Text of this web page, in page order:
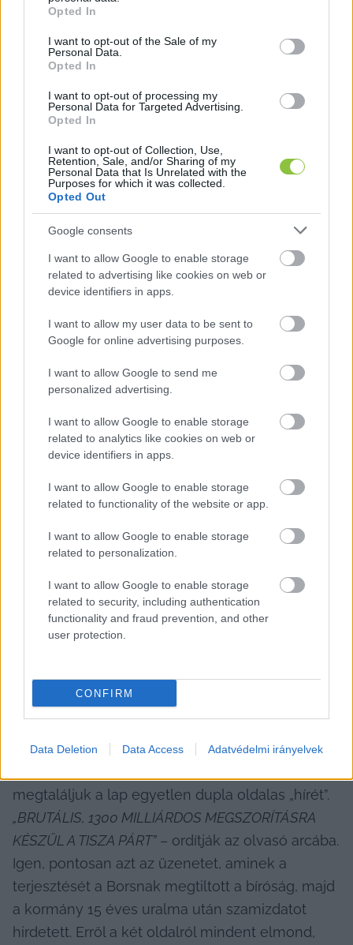
grant or deny consent to Google and its third-party tags to
use your data for below specified purposes in below Google
consent section.
Opted In
I want to opt-out of the Sale of my
Personal Data.
Opted In
I want to opt-out of processing my
Personal Data for Targeted Advertising.
Opted In
I want to opt-out of Collection, Use,
Retention, Sale, and/or Sharing of my
Personal Data that Is Unrelated with the
Purposes for which it was collected.
Opted Out
Google consents
I want to allow Google to enable storage
related to advertising like cookies on web or
device identifiers in apps.
I want to allow my user data to be sent to
Google for online advertising purposes.
I want to allow Google to send me
personalized advertising.
I want to allow Google to enable storage
related to analytics like cookies on web or
device identifiers in apps.
I want to allow Google to enable storage
related to functionality of the website or app.
I want to allow Google to enable storage
related to personalization.
I want to allow Google to enable storage
related to security, including authentication
functionality and fraud prevention, and other
user protection.
CONFIRM
Data Deletion Data Access Adatvédelmi irányelvek
„Kecskemét játszótér-nagyhatalommá kezd
válni.”
A 6. és a 7. oldal mutatja meg legjobban, hogy
milyen az újság valódi arca: bal oldalon láthatjuk,
ahogyan Orbán Viktor a pápával, Donald
Trumppal és Vlagyimir Putyinnal találkozott,
úgynevezett „békemissziót folytatott”,
oldalon pedig Ursula von der Leyen füstfelhők
„Kevesebb pénz jut az öldöklésre”
, valamint az
Európai Bizottság elnökének
ért véget a decemberi EU-csúcs” . Lehet, hogy
Orbán Viktort nem baloldalt kellett volna
ábrázolni? Ez így felvet pár kérdést!
„BRUTÁLIS, 1300 MILLIÁRDOS MEGSZORÍTÁSRA
KÉSZÜL A TISZA PÁRT” – ordítják az olvasó arcába.
Igen, pontosan azt az üzenetet, aminek a
terjesztését a Borsnak megtiltott a bíróság, majd
a kormány 15 éves uralma után szamizdatot
hirdetett. Erről a két oldalról mindent elmond,